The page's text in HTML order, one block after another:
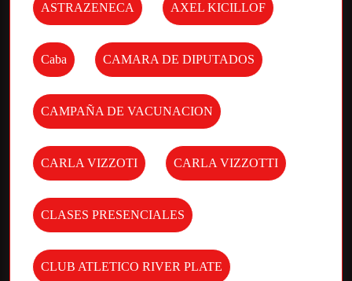
ASTRAZENECA AXEL KICILLOF
Caba CAMARA DE DIPUTADOS
CAMPAÑA DE VACUNACION
CARLA VIZZOTI CARLA VIZZOTTI
CLASES PRESENCIALES
CLUB ATLETICO RIVER PLATE